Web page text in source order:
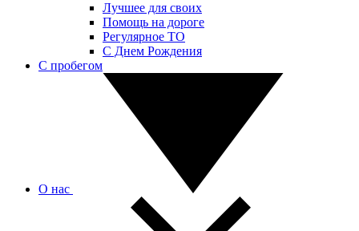
Лучшее для своих
Помощь на дороге
Регулярное ТО
С Днем Рождения
С пробегом
О нас